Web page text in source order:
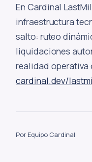
En Cardinal
infraestructura
salto: ruteo
liquidaciones
realidad
cardinal.dev/
Por Equipo Cardinal